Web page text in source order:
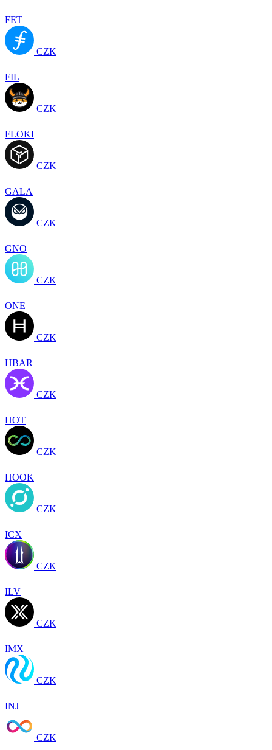
FET
CZK
FIL
CZK
FLOKI
CZK
GALA
CZK
GNO
CZK
ONE
CZK
HBAR
CZK
HOT
CZK
HOOK
CZK
ICX
CZK
ILV
CZK
IMX
CZK
INJ
CZK